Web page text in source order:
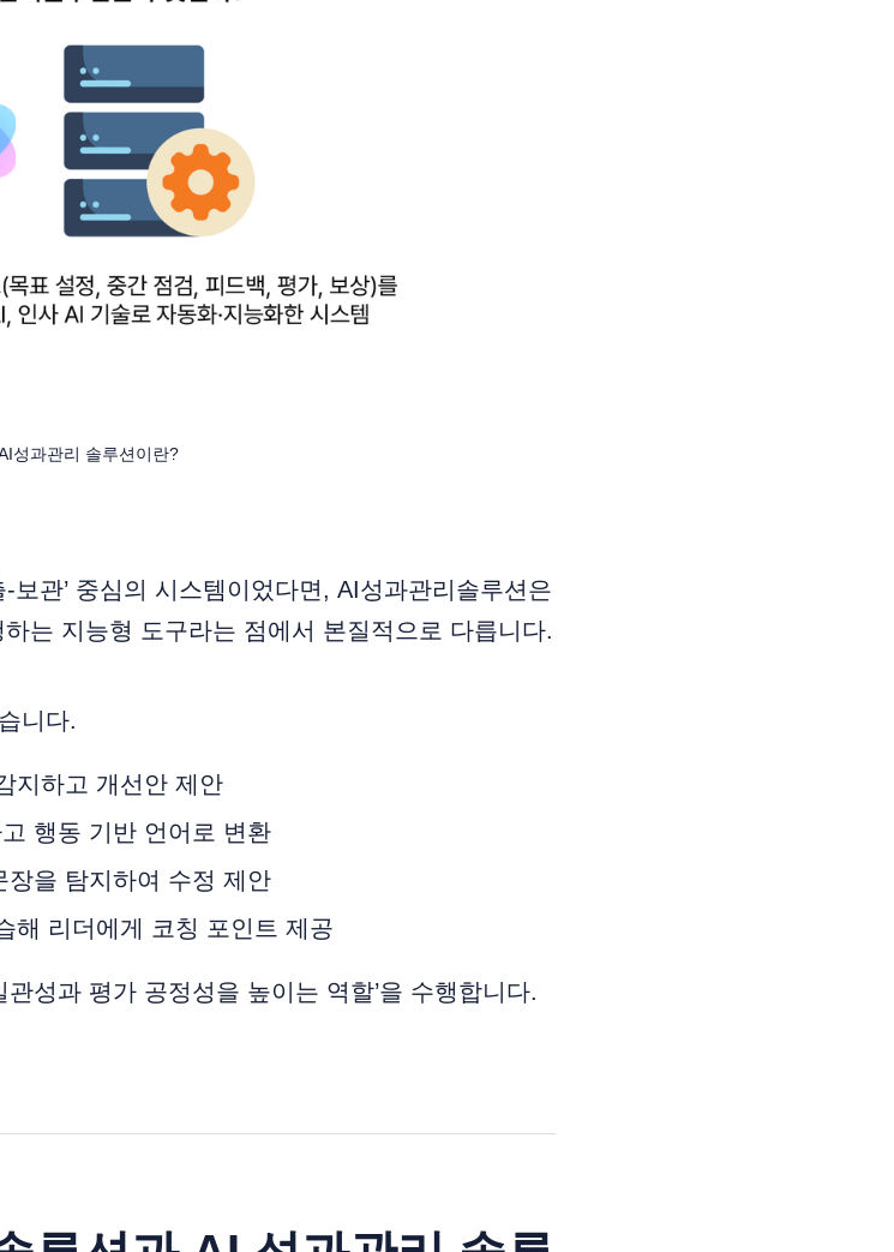
성과관리 솔루션이란?
보관’ 중심의 시스템이었다면, AI성과관리솔루션은
하는 지능형 도구라는 점에서 본질적으로 다릅니다.
니다.
지하고 개선안 제안
행동 기반 언어로 변환
을 탐지하여 수정 제안
해 리더에게 코칭 포인트 제공
성과 평가 공정성을 높이는 역할’을 수행합니다.